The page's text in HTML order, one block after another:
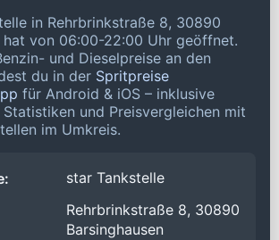
in Rehrbrinkstraße 8, 30890
hat von 06:00-22:00 Uhr geöffnet.
und Dieselpreise an den
du in der Spritpreise
für Android & iOS – inklusive
und Preisvergleichen mit
im Umkreis.
star Tankstelle
Rehrbrinkstraße 8, 30890
Barsinghausen